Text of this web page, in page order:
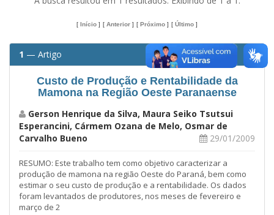
[ Início ] [ Anterior ] [ Próximo ] [ Último ]
1 — Artigo
Custo de Produção e Rentabilidade da
Mamona na Região Oeste Paranaense
Gerson Henrique da Silva, Maura Seiko Tsutsui
Esperancini, Cármem Ozana de Melo, Osmar de
Carvalho Bueno
29/01/2009
RESUMO: Este trabalho tem como objetivo caracterizar a
produção de mamona na região Oeste do Paraná, bem como
estimar o seu custo de produção e a rentabilidade. Os dados
foram levantados de produtores, nos meses de fevereiro e
março de 2